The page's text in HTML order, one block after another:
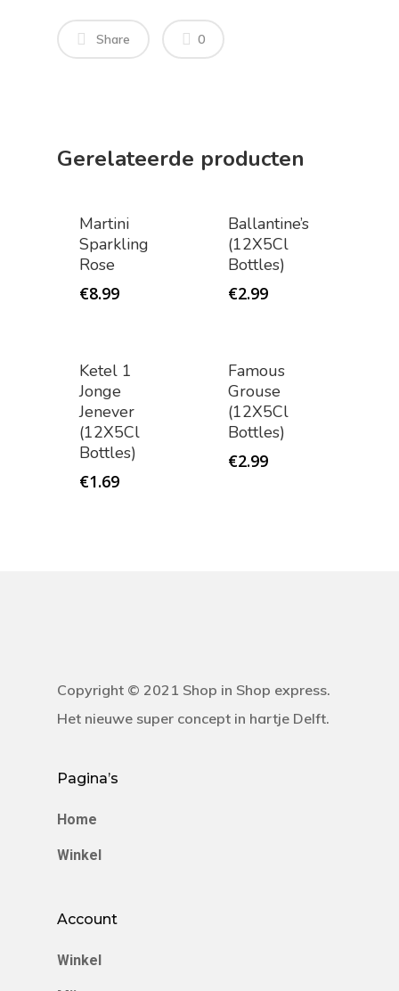
Share 0
Gerelateerde producten
Martini
Sparkling
Rose
€8.99
Ballantine’s
(12X5Cl
Bottles)
€2.99
Ketel 1
Jonge
Jenever
(12X5Cl
Bottles)
€1.69
Famous
Grouse
(12X5Cl
Bottles)
€2.99
Copyright © 2021 Shop in Shop express.
Het nieuwe super concept in hartje Delft.
Pagina’s
Home
Winkel
Account
Winkel
Winkel
2624AE | Delft
T: 085 06 02 033
E: